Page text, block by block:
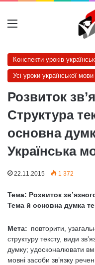
Меню
Конспекти уроків
Усі уроки української
Розвиток
Структура
основна
Українська
22.11.2015 1 372
Тема: Розвиток
Тема й основна думка
Мета: повторити,
структуру тексту, види
думку; удосконалювати
мовні засоби зв’язку